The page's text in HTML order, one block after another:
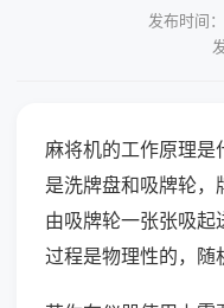
发布时间
麻将机的工作原理是
是洗牌盘和吸牌轮
由吸牌轮一张张吸
过程是物理性的，随